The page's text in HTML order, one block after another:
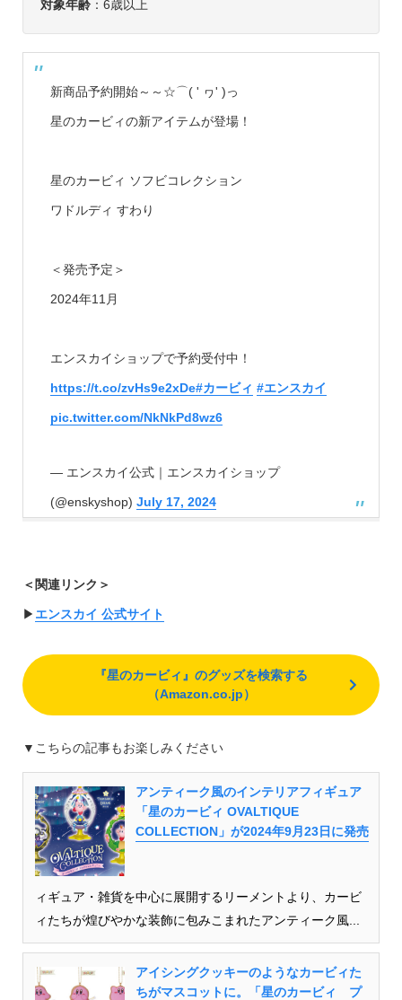
対象年齢：6歳以上
新商品予約開始～～☆⌒( ' ヮ' )っ
星のカービィの新アイテムが登場！
星のカービィ ソフビコレクション
ワドルディ すわり
＜発売予定＞
2024年11月
エンスカイショップで予約受付中！
https://t.co/zvHs9e2xDe#カービィ #エンスカイ
pic.twitter.com/NkNkPd8wz6
— エンスカイ公式｜エンスカイショップ
(@enskyshop) July 17, 2024
＜関連リンク＞
▶︎ エンスカイ 公式サイト
『星のカービィ』のグッズを検索する
（Amazon.co.jp）
▼こちらの記事もお楽しみください
アンティーク風のインテリアフィギュア
「星のカービィ OVALTIQUE
COLLECTION」が2024年9月23日に発売
ィギュア・雑貨を中心に展開するリーメントより、カービ
ィたちが煌びやかな装飾に包みこまれたアンティーク風...
アイシングクッキーのようなカービィた
ちがマスコットに。「星のカービィ プ